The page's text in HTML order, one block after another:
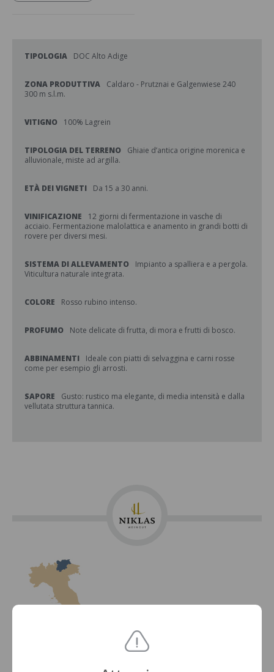
TIPOLOGIA DOC Alto Adige
ZONA PRODUTTIVA
Caldaro - Prutznai e Galgenwiese 240
300 m s.l.m.
VITIGNO 100% Lagrein
TIPOLOGIA DEL TERRENO
Ghiaie d’antica origine morenica e
alluvionale, miste ad argilla.
ETÀ DEI VIGNETI Da 15 a 30 anni.
VINIFICAZIONE
12 giorni di fermentazione in vasche di
acciaio. Fermentazione malolattica e anamento in grandi botti di
rovere per diversi mesi.
SISTEMA DI ALLEVAMENTO
Impianto a spalliera e a pergola.
Viticultura naturale integrata.
COLORE Rosso rubino intenso.
PROFUMO Note delicate di frutta, di mora e frutti di bosco.
ABBINAMENTI
Ideale con piatti di selvaggina e carni rosse
come per esempio gli arrosti.
SAPORE
Gusto: rustico ma elegante, di media intensità e dalla
vellutata struttura tannica.